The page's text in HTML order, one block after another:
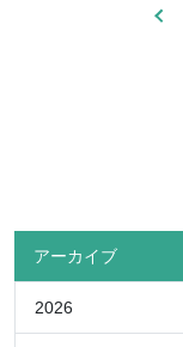
アーカイブ
2026